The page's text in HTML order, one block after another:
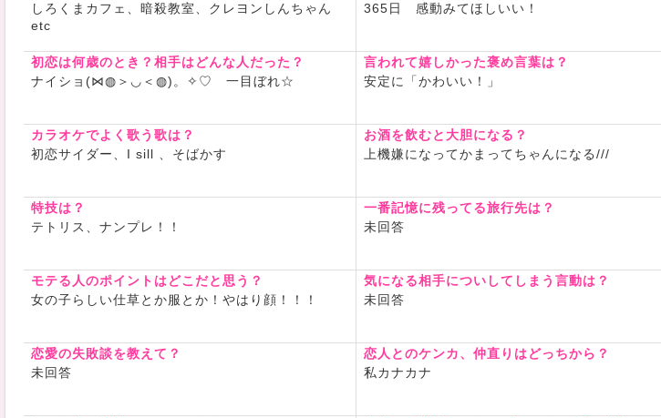
しろくまカフェ、暗殺教室、クレヨンしんちゃん
etc
365日 感動みてほしいい！
初恋は何歳のとき？相手はどんな人だった？
ナイショ(⋈◍＞◡＜◍)。✧♡ 一目ぼれ☆
言われて嬉しかった褒め言葉は？
安定に「かわいい！」
カラオケでよく歌う歌は？
初恋サイダー、I sill 、そばかす
お酒を飲むと大胆になる？
上機嫌になってかまってちゃんになる///
特技は？
テトリス、ナンプレ！！
一番記憶に残ってる旅行先は？
未回答
モテる人のポイントはどこだと思う？
女の子らしい仕草とか服とか！やはり顔！！！
気になる相手についしてしまう言動は？
未回答
恋愛の失敗談を教えて？
未回答
恋人とのケンカ、仲直りはどっちから？
私カナカナ